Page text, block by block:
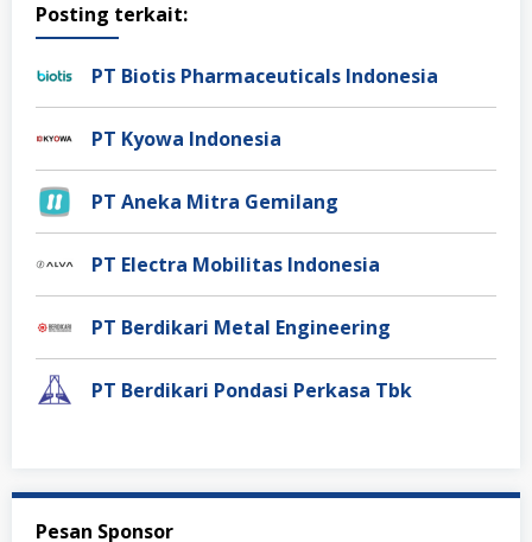
Posting terkait:
PT Biotis Pharmaceuticals Indonesia
PT Kyowa Indonesia
PT Aneka Mitra Gemilang
PT Electra Mobilitas Indonesia
PT Berdikari Metal Engineering
PT Berdikari Pondasi Perkasa Tbk
Pesan Sponsor